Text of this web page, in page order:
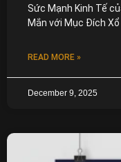
Sức Mạnh Kinh Tế
Mắn với Mục Đích
READ MORE »
December 9, 2025